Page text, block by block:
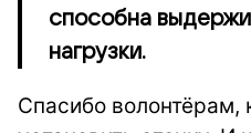
способна
нагрузки.
Спасибо волонтёрам,